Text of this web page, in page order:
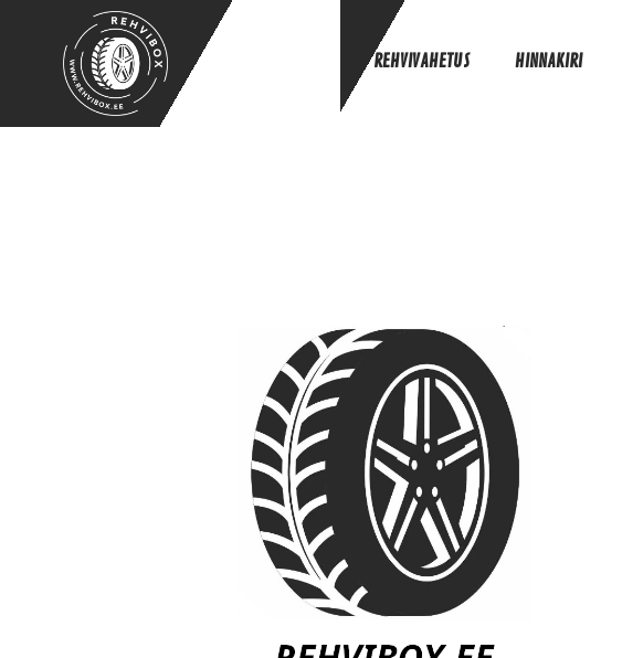
REHVIVAHETUS HINNAKIRI